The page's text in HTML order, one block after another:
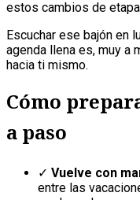
estos cambios de
Escuchar ese bajón en
agenda llena es, muy a
hacia ti mismo.
Cómo
a paso
✓ Vuelve con
entre las